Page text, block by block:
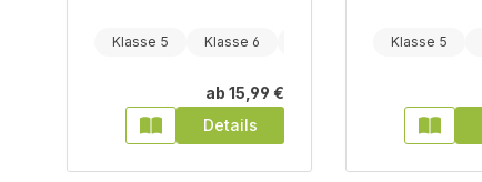
Klasse 5 Klasse 6
ab 15,99 €
Details
Klasse 5